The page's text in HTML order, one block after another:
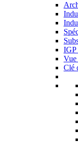
IGP
Vue
Clé